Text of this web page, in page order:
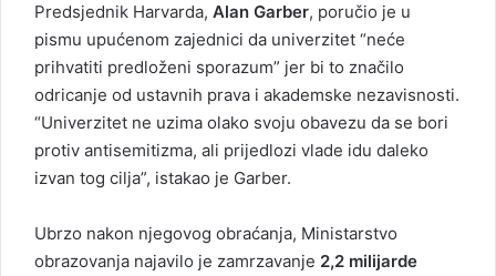
Predsjednik Harvarda, Alan Garber, poručio je u
pismu upućenom zajednici da univerzitet “neće
prihvatiti predloženi sporazum” jer bi to značilo
odricanje od ustavnih prava i akademske nezavisnosti.
“Univerzitet ne uzima olako svoju obavezu da se bori
protiv antisemitizma, ali prijedlozi vlade idu daleko
izvan tog cilja”, istakao je Garber.
Ubrzo nakon njegovog obraćanja, Ministarstvo
obrazovanja najavilo je zamrzavanje 2,2 milijarde